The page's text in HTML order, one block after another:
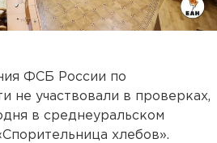
ФСБ России по
не участвовали в проверках,
в среднеуральском
хлебов».